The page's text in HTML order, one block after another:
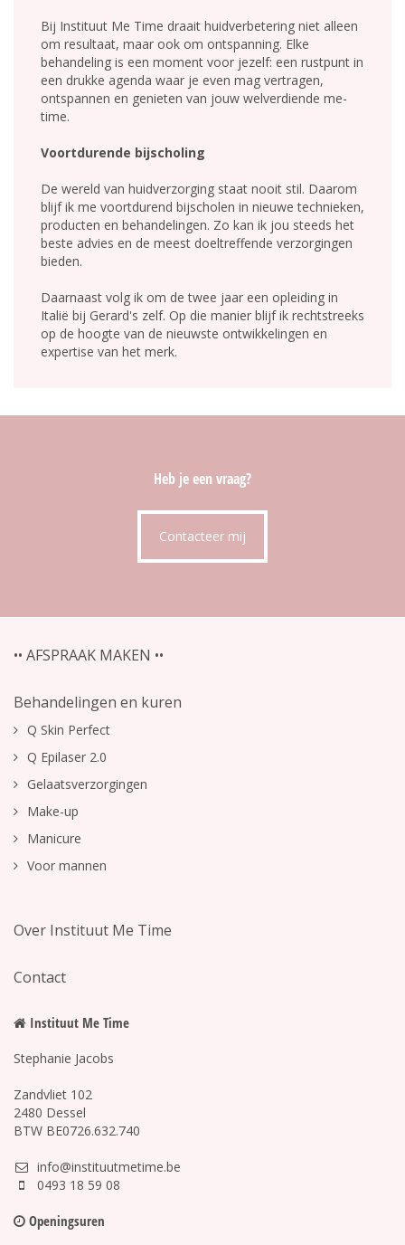
Bij Instituut Me Time draait huidverbetering niet alleen
om resultaat, maar ook om ontspanning. Elke
behandeling is een moment voor jezelf: een rustpunt in
een drukke agenda waar je even mag vertragen,
ontspannen en genieten van jouw welverdiende me-
time.
Voortdurende bijscholing
De wereld van huidverzorging staat nooit stil. Daarom
blijf ik me voortdurend bijscholen in nieuwe technieken,
producten en behandelingen. Zo kan ik jou steeds het
beste advies en de meest doeltreffende verzorgingen
bieden.
Daarnaast volg ik om de twee jaar een opleiding in
Italië bij Gerard's zelf. Op die manier blijf ik rechtstreeks
op de hoogte van de nieuwste ontwikkelingen en
expertise van het merk.
Heb je een vraag?
Contacteer mij
•• AFSPRAAK MAKEN ••
Behandelingen en kuren
Q Skin Perfect
Q Epilaser 2.0
Gelaatsverzorgingen
Make-up
Manicure
Voor mannen
Over Instituut Me Time
Contact
Instituut Me Time
Stephanie Jacobs
Zandvliet 102
2480 Dessel
BTW BE0726.632.740
info@instituutmetime.be
0493 18 59 08
Openingsuren